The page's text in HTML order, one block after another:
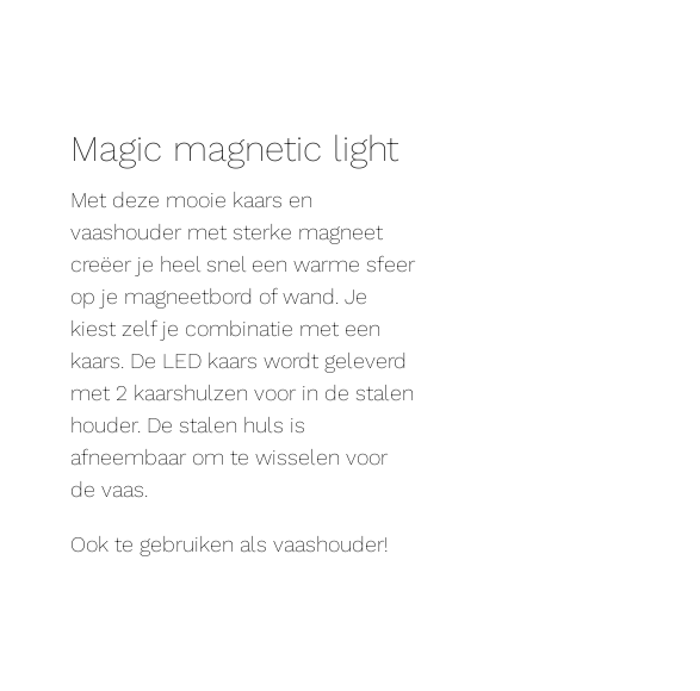
Magic magnetic light
Met deze mooie kaars en
vaashouder met sterke magneet
creëer je heel snel een warme sfeer
op je magneetbord of wand. Je
kiest zelf je combinatie met een
kaars. De LED kaars wordt geleverd
met 2 kaarshulzen voor in de stalen
houder. De stalen huls is
afneembaar om te wisselen voor
de vaas.
Ook te gebruiken als vaashouder!